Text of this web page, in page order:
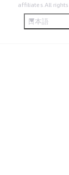
affiliates.All rights
日本語